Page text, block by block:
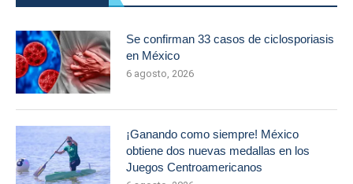
Se confirman 33 casos de ciclosporiasis
en México
6 agosto, 2026
¡Ganando como siempre! México
obtiene dos nuevas medallas en los
Juegos Centroamericanos